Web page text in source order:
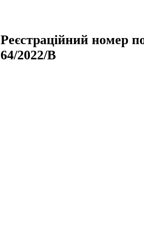
Реєстраційний номер
64/2022/В